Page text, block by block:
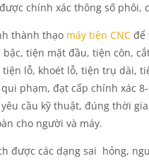
chính xác thông số phôi,
thành thạo máy tiện CNC để
bậc, tiện mặt đầu, tiện côn,
tiện lỗ, khoét lỗ, tiện trụ dài,
phạm, đạt cấp chính xác
cầu kỹ thuật, đúng thời
cho người và máy.
được các dạng sai hỏng,